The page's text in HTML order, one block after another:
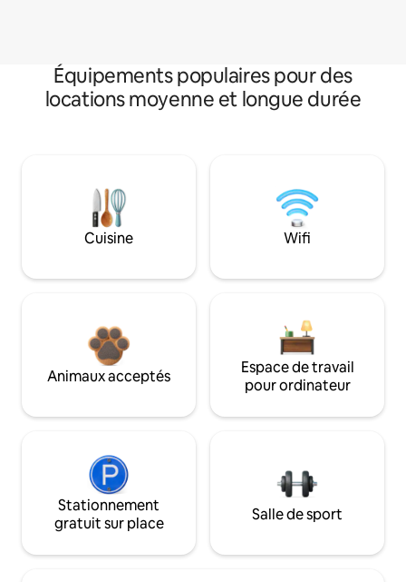
Équipements populaires pour des
locations moyenne et longue durée
Cuisine Wifi
Animaux acceptés
Espace de travail
pour ordinateur
Stationnement
gratuit sur place
Salle de sport